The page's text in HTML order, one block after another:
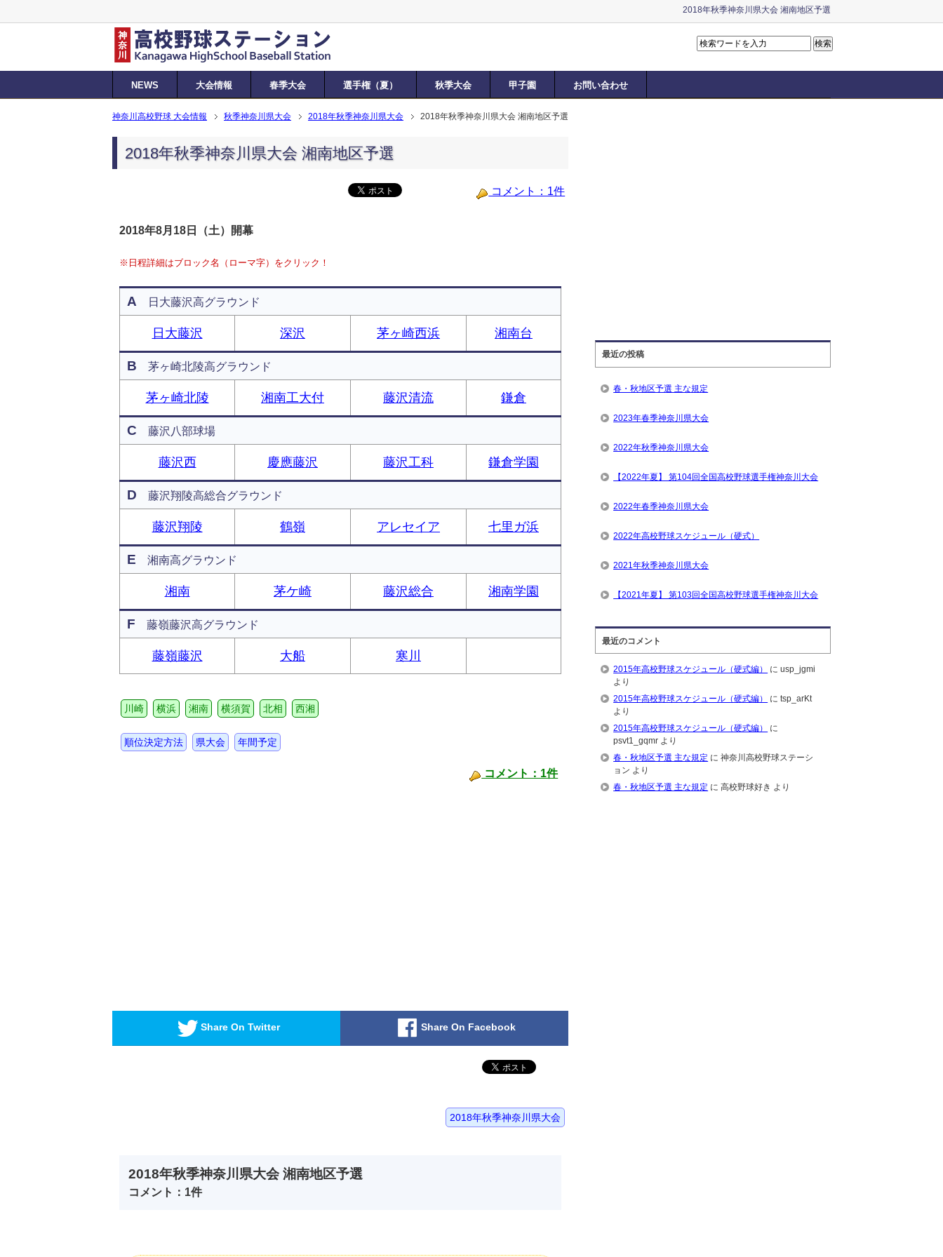
2018年秋季神奈川県大会 湘南地区予選
NEWS 大会情報 春季大会 選手権（夏） 秋季大会 甲子園 お問い合わせ
神奈川高校野球 大会情報 秋季神奈川県大会 2018年秋季神奈川県大会 2018年秋季神奈川県大会 湘南地区予選
2018年秋季神奈川県大会 湘南地区予選
コメント：1件
2018年8月18日（土）開幕
※日程詳細はブロック名（ローマ字）をクリック！
A 日大藤沢高グラウンド
日大藤沢 深沢 茅ヶ崎西浜 湘南台
B 茅ヶ崎北陵高グラウンド
茅ヶ崎北陵 湘南工大付 藤沢清流 鎌倉
C 藤沢八部球場
藤沢西 慶應藤沢 藤沢工科 鎌倉学園
D 藤沢翔陵高総合グラウンド
藤沢翔陵 鶴嶺 アレセイア 七里ガ浜
E 湘南高グラウンド
湘南 茅ケ崎 藤沢総合 湘南学園
F 藤嶺藤沢高グラウンド
藤嶺藤沢 大船 寒川
川崎 横浜 湘南 横須賀 北相 西湘
順位決定方法 県大会 年間予定
コメント：1件
Share On Twitter Share On Facebook
2018年秋季神奈川県大会
2018年秋季神奈川県大会 湘南地区予選
コメント：1件
最近の投稿
春・秋地区予選 主な規定
2023年春季神奈川県大会
2022年秋季神奈川県大会
【2022年夏】 第104回全国高校野球選手権神奈川大会
2022年春季神奈川県大会
2022年高校野球スケジュール（硬式）
2021年秋季神奈川県大会
【2021年夏】 第103回全国高校野球選手権神奈川大会
最近のコメント
2015年高校野球スケジュール（硬式編） にusp_jgmi
より
2015年高校野球スケジュール（硬式編）
にtsp_arKt
より
2015年高校野球スケジュール（硬式編）
に
psvt1_gqmr より
春・秋地区予選 主な規定 に神奈川高校野球ステーシ
ョン より
春・秋地区予選 主な規定 に高校野球好き より